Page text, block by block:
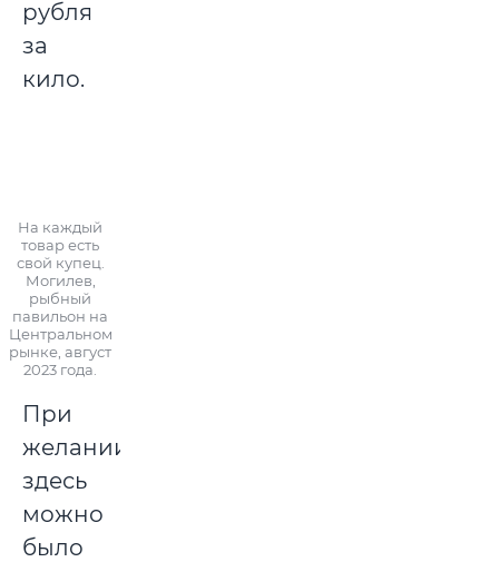
рубля
за
кило.
На каждый
товар есть
свой купец.
Могилев,
рыбный
павильон на
Центральном
рынке, август
2023 года.
При
желании
здесь
можно
было